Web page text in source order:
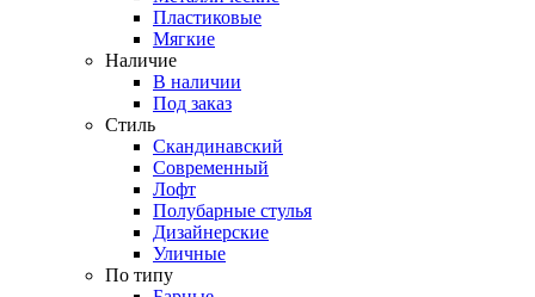
Пластиковые
Мягкие
Наличие
В наличии
Под заказ
Стиль
Скандинавский
Современный
Лофт
Полубарные стулья
Дизайнерские
Уличные
По типу